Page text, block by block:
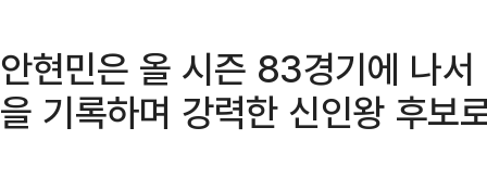
안현민은 올 시즌 83경기에 나
을 기록하며 강력한 신인왕 후보